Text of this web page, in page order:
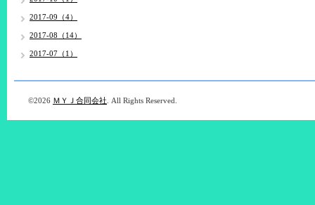
2017-09（4）
2017-08（14）
2017-07（1）
©2026 ＭＹＪ合同会社 . All Rights Reserved.